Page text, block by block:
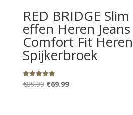
RED BRIDGE
effen Heren
Comfort Fit Heren
Spijkerbroek
Gewaardeerd
5.00
€89.99 Oorspronkelijke
€69.99Huidige